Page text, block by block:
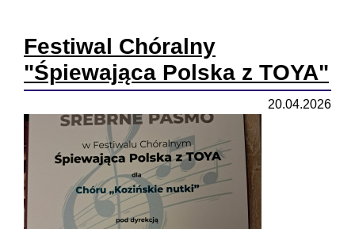
Festiwal Chóralny
"Śpiewająca Polska z TOYA"
20.04.2026